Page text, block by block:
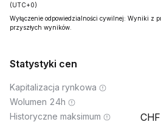
(UTC+0)
Wyłączenie odpowiedzialności cywilnej: Wyniki z
przyszłych wyników.
Statystyki cen
Kapitalizacja rynkowa
Wolumen 24h
Historyczne maksimum